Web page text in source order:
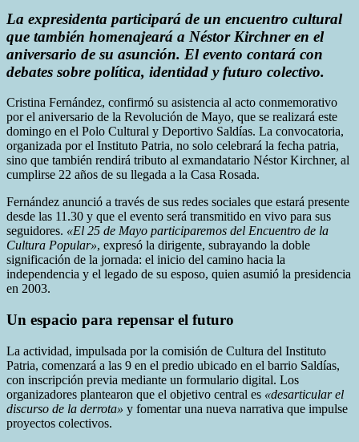
La expresidenta participará de un encuentro cultural
que también homenajeará a Néstor Kirchner en el
aniversario de su asunción. El evento contará con
debates sobre política, identidad y futuro colectivo.
Cristina Fernández, confirmó su asistencia al acto conmemorativo
por el aniversario de la Revolución de Mayo, que se realizará este
domingo en el Polo Cultural y Deportivo Saldías. La convocatoria,
organizada por el Instituto Patria, no solo celebrará la fecha patria,
sino que también rendirá tributo al exmandatario Néstor Kirchner, al
cumplirse 22 años de su llegada a la Casa Rosada.
Fernández anunció a través de sus redes sociales que estará presente
desde las 11.30 y que el evento será transmitido en vivo para sus
seguidores. «El 25 de Mayo participaremos del Encuentro de la
Cultura Popular», expresó la dirigente, subrayando la doble
significación de la jornada: el inicio del camino hacia la
independencia y el legado de su esposo, quien asumió la presidencia
en 2003.
Un espacio para repensar el futuro
La actividad, impulsada por la comisión de Cultura del Instituto
Patria, comenzará a las 9 en el predio ubicado en el barrio Saldías,
con inscripción previa mediante un formulario digital. Los
organizadores plantearon que el objetivo central es «desarticular el
discurso de la derrota» y fomentar una nueva narrativa que impulse
proyectos colectivos.